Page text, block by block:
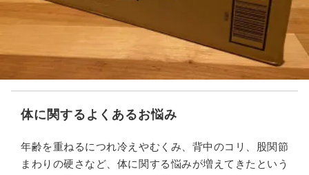
体に関するよくあるお悩み
年齢を重ねるにつれ冷えやむくみ、背中のコリ、股関節
まわりの硬さなど、体に関する悩みが増えてきたという